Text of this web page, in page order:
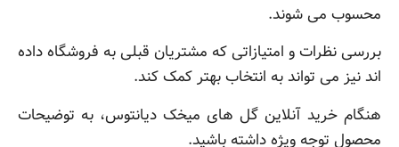
محسوب می شوند.
بررسی نظرات و امتیازاتی که مشتریان قبلی به فروشگاه داده
اند نیز می تواند به انتخاب بهتر کمک کند.
هنگام خرید آنلاین گل های میخک دیانتوس، به توضیحات
محصول توجه ویژه داشته باشید.